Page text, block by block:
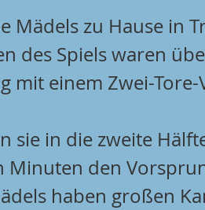
Mädels zu Hause in
des Spiels waren
mit einem Zwei-
sie in die zweite
Minuten den
haben großen